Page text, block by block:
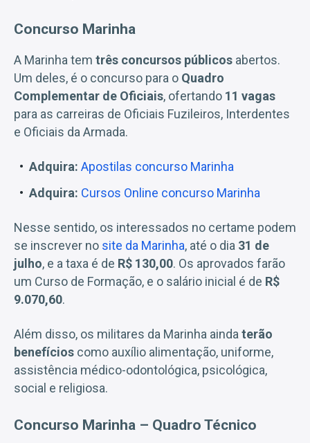
Concurso Marinha
A Marinha tem três concursos públicos abertos.
Um deles, é o concurso para o Quadro
Complementar de Oficiais, ofertando 11 vagas
para as carreiras de Oficiais Fuzileiros, Interdentes
e Oficiais da Armada.
Adquira: Apostilas concurso Marinha
Adquira: Cursos Online concurso Marinha
Nesse sentido, os interessados no certame podem
se inscrever no site da Marinha, até o dia 31 de
julho, e a taxa é de R$ 130,00. Os aprovados farão
um Curso de Formação, e o salário inicial é de R$
9.070,60.
Além disso, os militares da Marinha ainda terão
benefícios como auxílio alimentação, uniforme,
assistência médico-odontológica, psicológica,
social e religiosa.
Concurso Marinha – Quadro Técnico